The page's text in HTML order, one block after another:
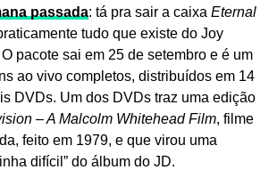
abre a parte IV.
passada: tá pra sair a caixa Eternal
tudo que existe do Joy
pacote sai em 25 de setembro e é um
ao vivo completos, distribuídos em 14
DVDs. Um dos DVDs traz uma edição
– A Malcolm Whitehead Film, filme
feito em 1979, e que virou uma
difícil” do álbum do JD.